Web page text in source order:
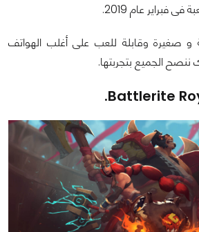
فبراير عام 2019.
و صغيرة وقابلة للعب على أغلب الهواتف
الجميع بتجربتها.